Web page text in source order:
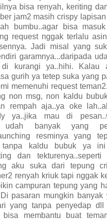
bisa renyah, keriting
jam2 masih crispy
bumbu..agar bisa
request nggak terlalu
Jadi misal yang
garamnya...daripada
kurangi ya..hihi. Kalau
gurih ya tetep suka yang
memenuhi request
non msg, non kaldu
rempah aja..ya oke
ya..jika mau di
udah banyak yang
resminya yang
kaldu bubuk ya ini
dan
aku suka dari tepung
renyah kriuk tapi nggak
campuran tepung yang
pasaran mungkin banyak
yang tanpa penyedap dll
bisa membantu buat